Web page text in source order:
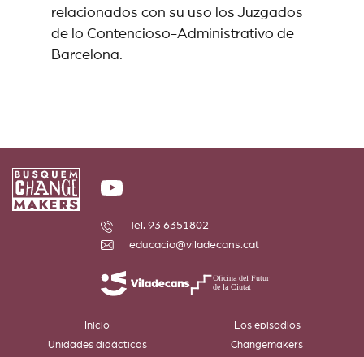
relacionados con su uso los Juzgados
de lo Contencioso-Administrativo de
Barcelona.
Tel. 93 6351802
educacio@viladecans.cat
Inicio
Los episodios
Unidades didácticas
Changemakers